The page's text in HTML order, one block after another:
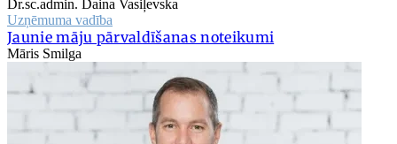
Dr.sc.admin. Daina Vasiļevska
Uzņēmuma vadība
Jaunie māju pārvaldīšanas noteikumi
Māris Smilga